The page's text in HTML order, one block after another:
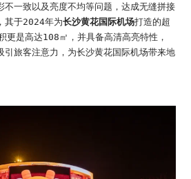
不一致以及亮度不均等问题，达成无缝拼接
其于2024年为长沙黄花国际机场打造的超
更是高达108㎡，并具备高清高亮特性，
引旅客注意力，为长沙黄花国际机场带来地